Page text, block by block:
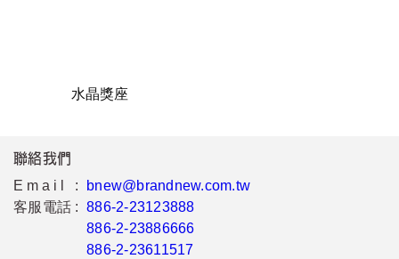
水晶獎座
聯絡我們
Email :
bnew@brandnew.com.tw
客服電話 : 886-2-23123888
886-2-23886666
886-2-23611517